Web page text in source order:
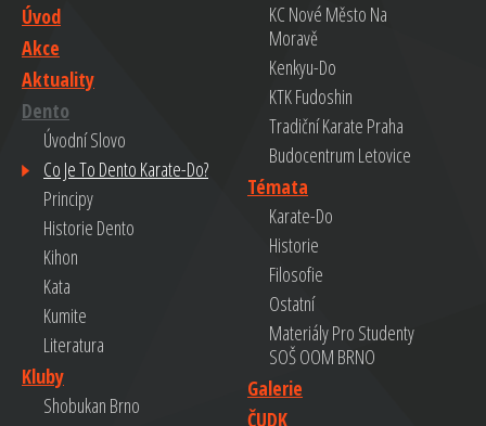
Úvod
Akce
Aktuality
Dento
Úvodní Slovo
Co Je To Dento Karate-Do?
Principy
Historie Dento
Kihon
Kata
Kumite
Literatura
Kluby
Shobukan Brno
KC Nové Město Na
Moravě
Kenkyu-Do
KTK Fudoshin
Tradiční Karate Praha
Budocentrum Letovice
Témata
Karate-Do
Historie
Filosofie
Ostatní
Materiály Pro Studenty
SOŠ OOM BRNO
Galerie
ČUDK